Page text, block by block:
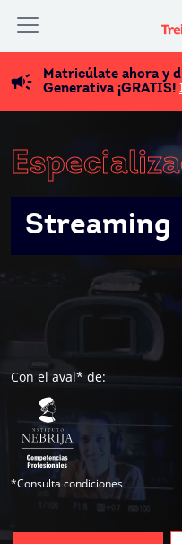
Matricúlate ahora y
Generativa ¡GRATIS!
Streaming
Con el aval* de:
*Consulta condiciones